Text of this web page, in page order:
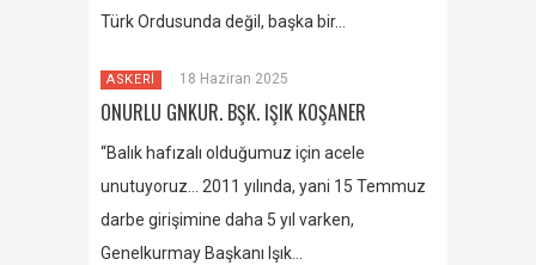
Türk Ordusunda değil, başka bir…
ASKERİ 18 Haziran 2025
ONURLU GNKUR. BŞK. IŞIK KOŞANER
“Balık hafızalı olduğumuz için acele
unutuyoruz… 2011 yılında, yani 15 Temmuz
darbe girişimine daha 5 yıl varken,
Genelkurmay Başkanı Işık…